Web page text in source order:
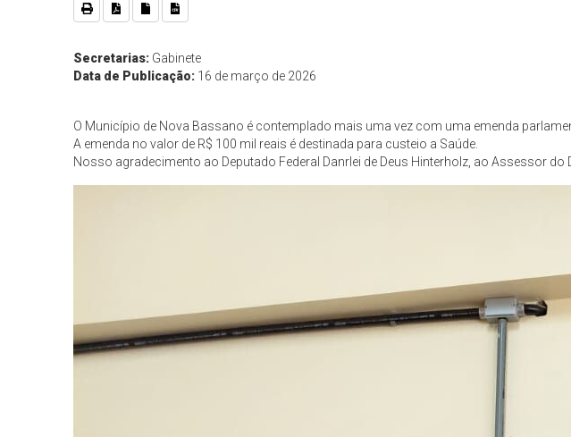
Secretarias: Gabinete
Data de Publicação: 16 de março de 2026
O Município de Nova Bassano é contemplado mais uma vez com uma emenda
A emenda no valor de R$ 100 mil reais é destinada para custeio a Saúde.
Nosso agradecimento ao Deputado Federal Danrlei de Deus Hinterholz, ao Assessor